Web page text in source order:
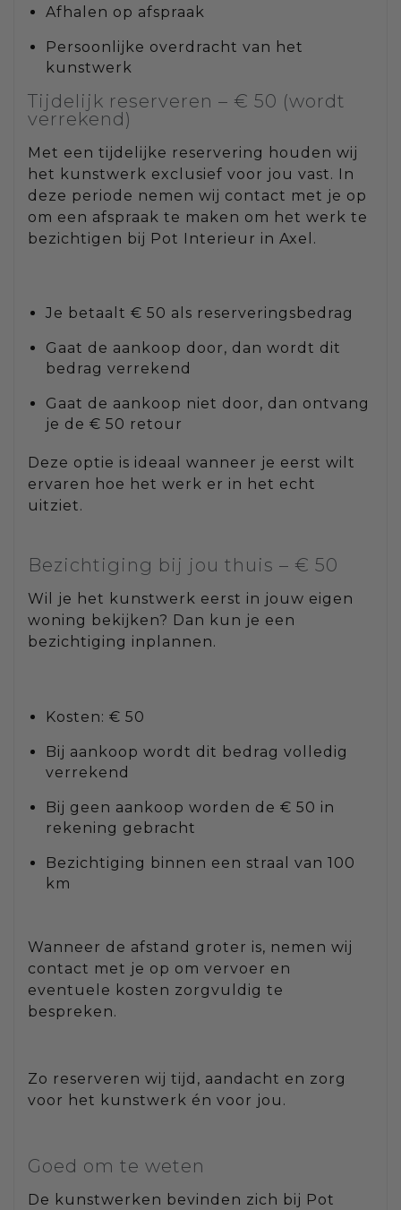
Afhalen op afspraak
Persoonlijke overdracht van het
kunstwerk
Tijdelijk reserveren – € 50 (wordt
verrekend)
Met een tijdelijke reservering houden wij
het kunstwerk exclusief voor jou vast. In
deze periode nemen wij contact met je op
om een afspraak te maken om het werk te
bezichtigen bij Pot Interieur in Axel.
Je betaalt € 50 als reserveringsbedrag
Gaat de aankoop door, dan wordt dit
bedrag verrekend
Gaat de aankoop niet door, dan ontvang
je de € 50 retour
Deze optie is ideaal wanneer je eerst wilt
ervaren hoe het werk er in het echt
uitziet.
Bezichtiging bij jou thuis – € 50
Wil je het kunstwerk eerst in jouw eigen
woning bekijken? Dan kun je een
bezichtiging inplannen.
Kosten: € 50
Bij aankoop wordt dit bedrag volledig
verrekend
Bij geen aankoop worden de € 50 in
rekening gebracht
Bezichtiging binnen een straal van 100
km
Wanneer de afstand groter is, nemen wij
contact met je op om vervoer en
eventuele kosten zorgvuldig te
bespreken.
Zo reserveren wij tijd, aandacht en zorg
voor het kunstwerk én voor jou.
Goed om te weten
De kunstwerken bevinden zich bij Pot